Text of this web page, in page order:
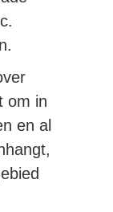
om in
en al